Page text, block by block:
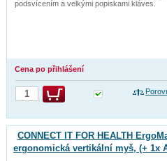
podsvícením a velkými popiskami kláves.
Cena po přihlášení
CONNECT IT FOR HEALTH
ergonomická vertikální myš, (+ 1x